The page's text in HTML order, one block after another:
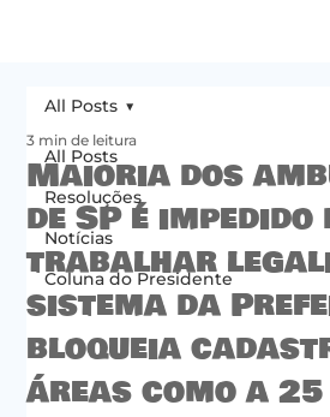
All Posts
Resoluções
Notícias
Coluna do Presidente
All Posts
Maioria dos
de SP é impedido
trabalhar
sistema da
bloqueia
áreas como a
3 min de leitura